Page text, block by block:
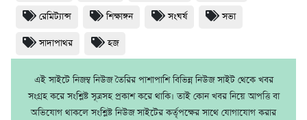
রেমিট্যান্স শিক্ষাঙ্গন সংঘর্ষ সভা
সাদাপাথর হজ
এই সাইটে নিজম্ব নিউজ তৈরির পাশাপাশি বিভিন্ন নিউজ সাইট থেকে খবর
সংগ্রহ করে সংশ্লিষ্ট সূত্রসহ প্রকাশ করে থাকি। তাই কোন খবর নিয়ে আপত্তি বা
অভিযোগ থাকলে সংশ্লিষ্ট নিউজ সাইটের কর্তৃপক্ষের সাথে যোগাযোগ করার